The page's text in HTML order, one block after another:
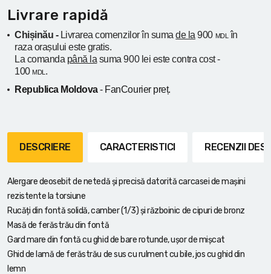
Livrare rapidă
Chișinău - Livrarea comenzilor în sumade la 900 MDL în
raza orașului este gratis.
La comanda până la suma 900 lei este contra cost -
100 MDL .
Republica Moldova- FanCourier preț.
DESCRIERE CARACTERISTICI RECENZII
Alergare deosebit de netedă și precisă datorită carcasei de mașini
rezistente la torsiune
Rucăți din fontă solidă, camber (1/3) și războinic de cipuri de bronz
Masă de ferăstrău din fontă
Gard mare din fontă cu ghid de bare rotunde, ușor de mișcat
Ghid de lamă de ferăstrău de sus cu rulment cu bile, jos cu ghid din
lemn